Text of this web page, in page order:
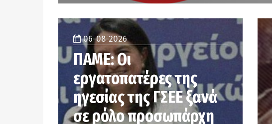
06-08-2026
ΠΑΜΕ: Οι
εργατοπατέρες της
ηγεσίας της ΓΣΕΕ ξανά
σε ρόλο προσωπάρχη